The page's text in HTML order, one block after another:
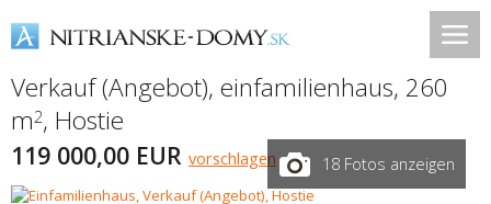
Verkauf (Angebot), einfamilienhaus, 260
m2, Hostie
119 000,00 EUR vorschlagen 18 Fotos anzeigen